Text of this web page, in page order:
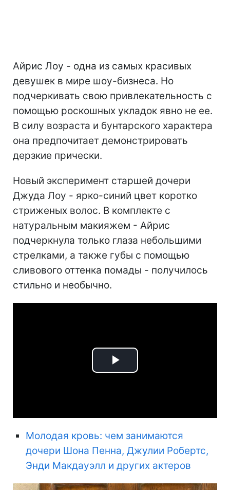
Айрис Лоу - одна из самых красивых
девушек в мире шоу-бизнеса. Но
подчеркивать свою привлекательность с
помощью роскошных укладок явно не ее.
В силу возраста и бунтарского характера
она предпочитает демонстрировать
дерзкие прически.
Новый эксперимент старшей дочери
Джуда Лоу - ярко-синий цвет коротко
стриженых волос. В комплекте с
натуральным макияжем - Айрис
подчеркнула только глаза небольшими
стрелками, а также губы с помощью
сливового оттенка помады - получилось
стильно и необычно.
Play
Молодая кровь: чем занимаются
дочери Шона Пенна, Джулии Робертс,
Энди Макдауэлл и других актеров